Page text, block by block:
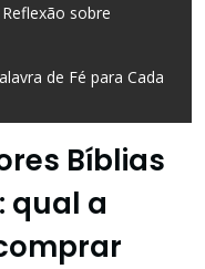
sobre
de Fé para Cada
Bíblias
qual a